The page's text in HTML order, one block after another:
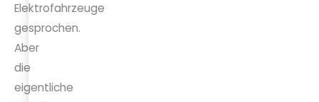
Elektrofahrzeuge
gesprochen.
Aber
die
eigentliche